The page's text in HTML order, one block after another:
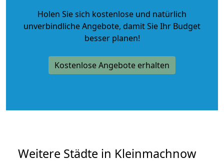
Holen Sie sich kostenlose und natürlich
unverbindliche Angebote, damit Sie Ihr Budget
besser planen!
Kostenlose Angebote erhalten
Weitere Städte in Kleinmachnow